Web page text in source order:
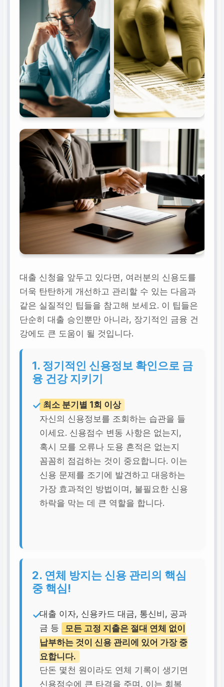
대출 신청을 앞두고 있다면, 여러분의 신용도를
더욱 탄탄하게 개선하고 관리할 수 있는 다음과
같은 실질적인 팁들을 참고해 보세요. 이 팁들은
단순히 대출 승인뿐만 아니라, 장기적인 금융 건
강에도 큰 도움이 될 것입니다.
1. 정기적인 신용정보 확인으로 금
융 건강 지키기
최소 분기별 1회 이상
자신의 신용정보를 조회하는 습관을 들
이세요. 신용점수 변동 사항은 없는지,
혹시 모를 오류나 도용 흔적은 없는지
꼼꼼히 점검하는 것이 중요합니다. 이는
신용 문제를 조기에 발견하고 대응하는
가장 효과적인 방법이며, 불필요한 신용
하락을 막는 데 큰 역할을 합니다.
2. 연체 방지는 신용 관리의 핵심
중 핵심!
대출 이자, 신용카드 대금, 통신비, 공과
금 등
모든 고정 지출은 절대 연체 없이
납부하는 것이 신용 관리에 있어 가장 중
요합니다.
단돈 몇천 원이라도 연체 기록이 생기면
신용점수에 큰 타격을 주며, 이는 회복